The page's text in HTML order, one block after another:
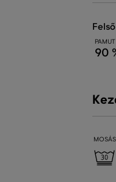
PAMUT
90
MOSÁS